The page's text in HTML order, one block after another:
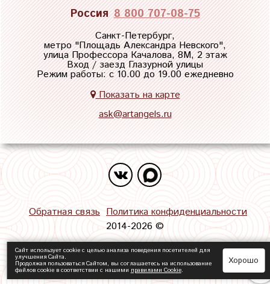
Россия 8 800 707-08-75
Санкт-Петербург,
метро "Площадь Александра Невского",
улица Профессора Качалова, 8М, 2 этаж
Вход / заезд Глазурной улицы
Режим работы: с 10.00 до 19.00 ежедневно
Показать на карте
ask@artangels.ru
Обратная связь Политика конфиденциальности
2014-2026 ©
Сайт использует cookie с целью анализа поведения посетителей для
улучшения Сайта.
Продолжая пользоваться Сайтом, вы соглашаетесь на использование
файлов cookie в соответствии с нашими правилами Сookie.
Хорошо